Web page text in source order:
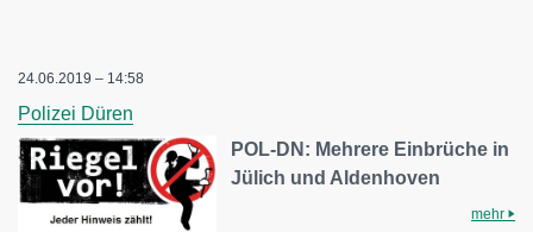
24.06.2019 – 14:58
Polizei Düren
POL-DN: Mehrere Einbrüche in
Jülich und Aldenhoven
mehr